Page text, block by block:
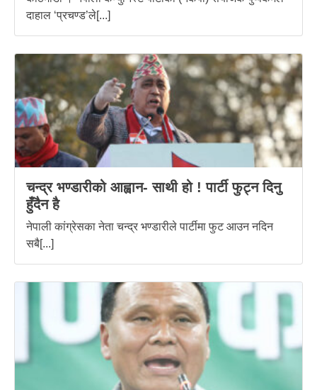
दाहाल ‘प्रचण्ड’ले[...]
चन्द्र भण्डारीको आह्वान- साथी हो ! पार्टी फुट्न दिनु
हुँदैन है
नेपाली कांग्रेसका नेता चन्द्र भण्डारीले पार्टीमा फुट आउन नदिन
सबै[...]